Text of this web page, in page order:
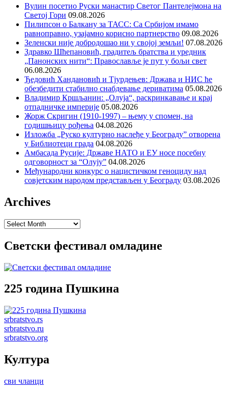
Вулин посетио Руски манастир Светог Пантелејмона на
Светој Гори 09.08.2026
Пилипсон о Балкану за ТАСС: Са Србијом имамо
равноправно, узајамно корисно партнерство 09.08.2026
Зеленски није добродошао ни у својој земљи! 07.08.2026
Здравко Шћепановић, градитељ братства и уредник
„Панонских нити“: Православље је пут у бољи свет
06.08.2026
Ђедовић Хандановић и Тјурдењев: Држава и НИС ће
обезбедити стабилно снабдевање дериватима 05.08.2026
Владимир Кршљанин: „Олуја“, раскринкавање и крај
отпадничке империје 05.08.2026
Жорж Скригин (1910-1997) – њему у спомен, на
годишњицу рођења 04.08.2026
Изложба „Руско културно наслеђе у Београду” отворена
у Библиотеци града 04.08.2026
Амбасада Русије: Државе НАТО и ЕУ носе посебну
одговорност за “Олују” 04.08.2026
Међународни конкурс о нацистичком геноциду над
совјетским народом представљен у Београду 03.08.2026
Archives
Archives
Светски фестивал омладине
225 година Пушкина
srbratstvo.rs
srbratstvo.ru
srbratstvo.org
Култура
сви чланци